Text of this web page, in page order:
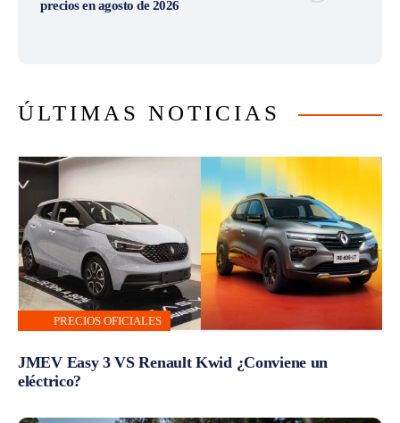
precios en agosto de 2026
ÚLTIMAS NOTICIAS
PRECIOS OFICIALES
JMEV Easy 3 VS Renault Kwid ¿Conviene un
eléctrico?